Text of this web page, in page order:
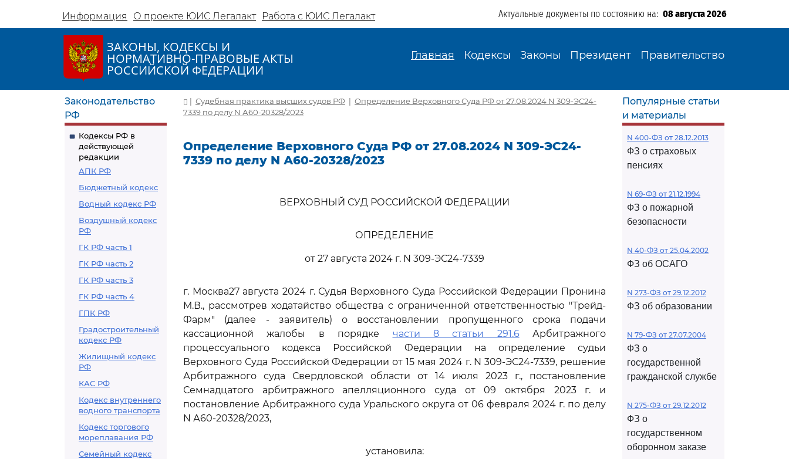
Информация О проекте ЮИС Легалакт Работа с ЮИС Легалакт Актуальные документы по состоянию на: 08 августа 2026
ЗАКОНЫ, КОДЕКСЫ И
НОРМАТИВНО-ПРАВОВЫЕ АКТЫ
РОССИЙСКОЙ ФЕДЕРАЦИИ
Главная Кодексы Законы Президент Правительство
Законодательство
РФ
Кодексы РФ в
действующей
редакции
АПК РФ
Бюджетный кодекс
Водный кодекс РФ
Воздушный кодекс
РФ
ГК РФ часть 1
ГК РФ часть 2
ГК РФ часть 3
ГК РФ часть 4
ГПК РФ
Градостроительный
кодекс РФ
Жилищный кодекс
РФ
КАС РФ
Кодекс внутреннего
водного транспорта
Кодекс торгового
мореплавания РФ
Семейный кодекс
| Судебная практика высших судов РФ | Определение Верховного Суда РФ от 27.08.2024 N 309-ЭС24-
7339 по делу N А60-20328/2023
Определение Верховного Суда РФ от 27.08.2024 N 309-ЭС24-
7339 по делу N А60-20328/2023
ВЕРХОВНЫЙ СУД РОССИЙСКОЙ ФЕДЕРАЦИИ
ОПРЕДЕЛЕНИЕ
от 27 августа 2024 г. N 309-ЭС24-7339
г. Москва27 августа 2024 г. Судья Верховного Суда Российской Федерации Пронина
М.В., рассмотрев ходатайство общества с ограниченной ответственностью "Трейд-
Фарм" (далее - заявитель) о восстановлении пропущенного срока подачи
кассационной жалобы в порядке части 8 статьи 291.6Арбитражного
процессуального кодекса Российской Федерации на определение судьи
Верховного Суда Российской Федерации от 15 мая 2024 г. N 309-ЭС24-7339, решение
Арбитражного суда Свердловской области от 14 июля 2023 г., постановление
Семнадцатого арбитражного апелляционного суда от 09 октября 2023 г. и
постановление Арбитражного суда Уральского округа от 06 февраля 2024 г. по делу
N А60-20328/2023,
установила:
Популярные статьи
и материалы
N 400-ФЗ от 28.12.2013
ФЗ о страховых
пенсиях
N 69-ФЗ от 21.12.1994
ФЗ о пожарной
безопасности
N 40-ФЗ от 25.04.2002
ФЗ об ОСАГО
N 273-ФЗ от 29.12.2012
ФЗ об образовании
N 79-ФЗ от 27.07.2004
ФЗ о
государственной
гражданской службе
N 275-ФЗ от 29.12.2012
ФЗ о
государственном
оборонном заказе